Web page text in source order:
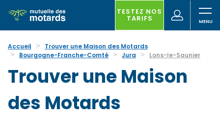
au
contenu
principal recherche
TESTEZ NOS
TARIFS
(nouvelle
fenêtre)
Accueil
Trouver une Maison des Motards
Bourgogne-Franche-Comté
Jura Lons-le-Saunier
Trouver une Maison
des Motards